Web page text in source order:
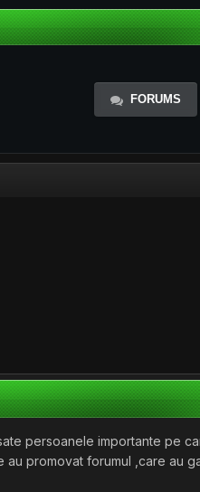
FORUMS
persoanele importante pe
promovat forumul ,care au